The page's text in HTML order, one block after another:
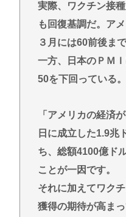
実際、ワクチン接
も回復基調だ。ア
３月には60前後ま
一方、日本のＰＭ
50を下回っている。
「アメリカの経済
日に成立した1.9兆
ち、総額4100億ド
ことが一因です。
それに加えてワク
獲得の期待が高ま